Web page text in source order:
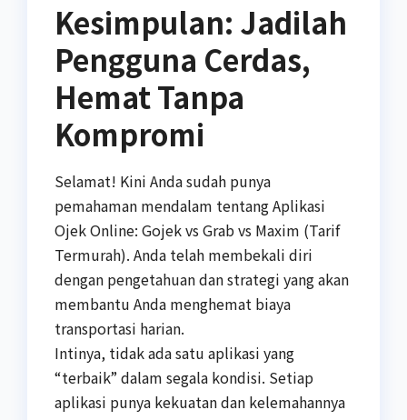
Kesimpulan: Jadilah
Pengguna Cerdas,
Hemat Tanpa
Kompromi
Selamat! Kini Anda sudah punya
pemahaman mendalam tentang Aplikasi
Ojek Online: Gojek vs Grab vs Maxim (Tarif
Termurah). Anda telah membekali diri
dengan pengetahuan dan strategi yang akan
membantu Anda menghemat biaya
transportasi harian.
Intinya, tidak ada satu aplikasi yang
“terbaik” dalam segala kondisi. Setiap
aplikasi punya kekuatan dan kelemahannya